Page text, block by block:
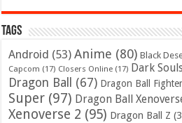
Tags
Android (53) Anime (80) Black
Capcom (17) Closers Online (17) Dark
Dragon Ball (67) Dragon Ball
Super (97) Dragon Ball
Xenoverse 2 (95) Dragon Ball Z